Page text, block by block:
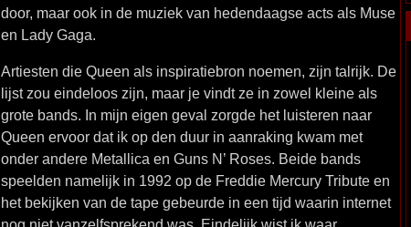
door, maar ook in de muziek van hedendaagse acts als Muse
en Lady Gaga.
Artiesten die Queen als inspiratiebron noemen, zijn talrijk. De
lijst zou eindeloos zijn, maar je vindt ze in zowel kleine als
grote bands. In mijn eigen geval zorgde het luisteren naar
Queen ervoor dat ik op den duur in aanraking kwam met
onder andere Metallica en Guns N’ Roses. Beide bands
speelden namelijk in 1992 op de Freddie Mercury Tribute en
het bekijken van de tape gebeurde in een tijd waarin internet